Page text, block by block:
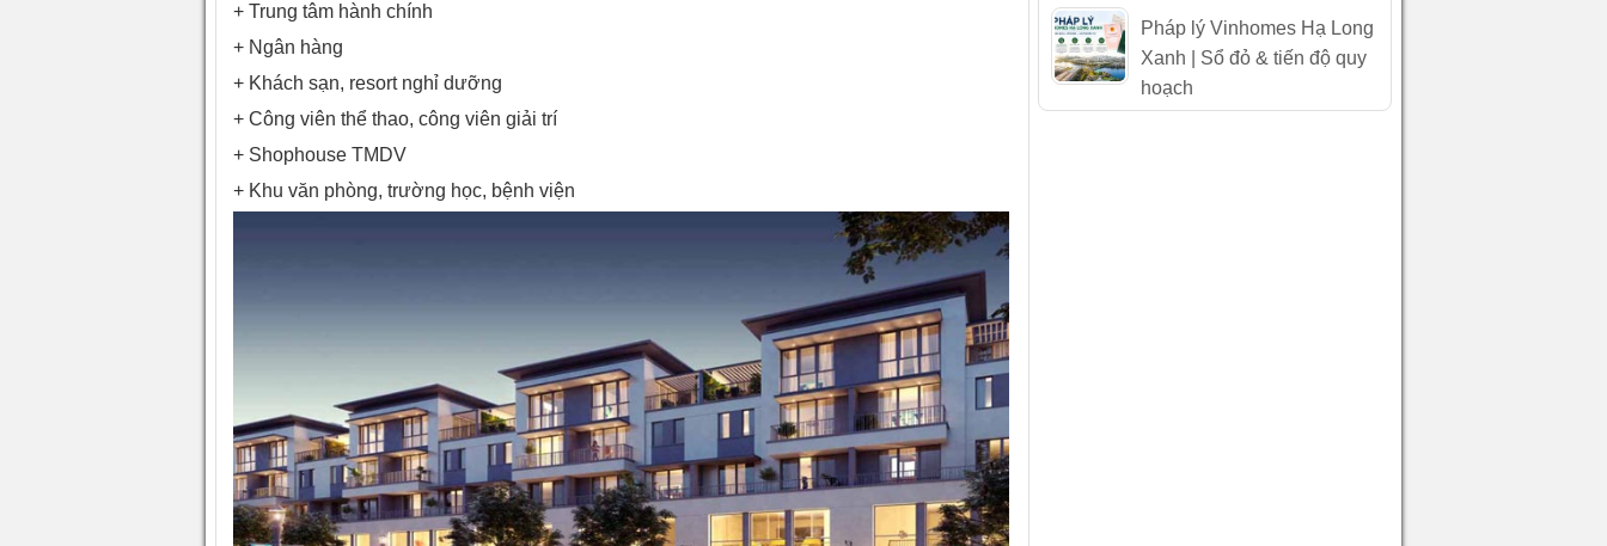
+ Trung tâm hành chính
+ Ngân hàng
+ Khách sạn, resort nghỉ dưỡng
+ Công viên thể thao, công viên giải trí
+ Shophouse TMDV
+ Khu văn phòng, trường học, bệnh viện
Pháp lý Vinhomes Hạ Long
Xanh | Sổ đỏ & tiến độ quy
hoạch